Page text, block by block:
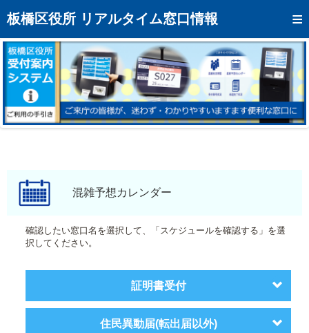
板橋区役所 リアルタイム窓口情報
トップページへ
混雑予想カレンダー
リアルタイム混雑状況
リアルタイム受付番号状況
メール通知登録
モバイルサイト
区役所フロアマップ
混雑予想カレンダー
確認したい窓口名を選択して、「スケジュールを確認する」を選
択してください。
証明書受付
住民異動届(転出届以外)